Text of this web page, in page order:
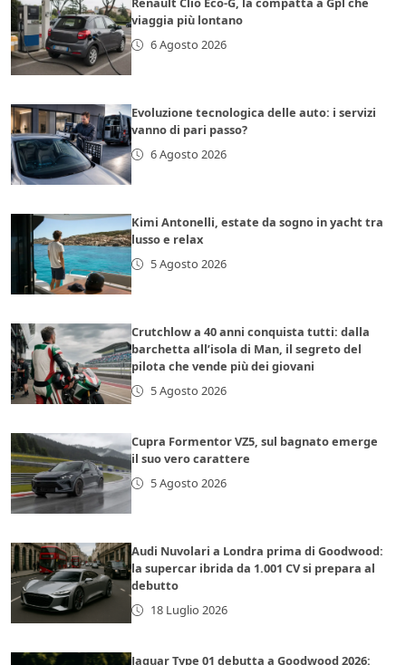
viaggia più lontano
6 Agosto 2026
Evoluzione tecnologica delle auto: i servizi
vanno di pari passo?
6 Agosto 2026
Kimi Antonelli, estate da sogno in yacht tra
lusso e relax
5 Agosto 2026
Crutchlow a 40 anni conquista tutti: dalla
barchetta all’isola di Man, il segreto del
pilota che vende più dei giovani
5 Agosto 2026
Cupra Formentor VZ5, sul bagnato emerge
il suo vero carattere
5 Agosto 2026
Audi Nuvolari a Londra prima di Goodwood:
la supercar ibrida da 1.001 CV si prepara al
debutto
18 Luglio 2026
Jaguar Type 01 debutta a Goodwood 2026: